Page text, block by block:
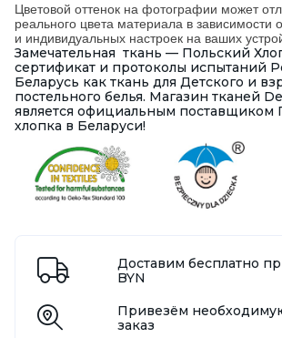
Цветовой оттенок на фотографии может
реального цвета материала в зависимости
и индивидуальных настроек на ваших
Замечательная ткань — Польский
сертификат и протоколы испытаний
Беларусь как ткань для Детского и
постельного белья. Магазин тканей
является официальным поставщиком
хлопка в Беларуси!
Доставим бесплатно
BYN
Привезём
заказ